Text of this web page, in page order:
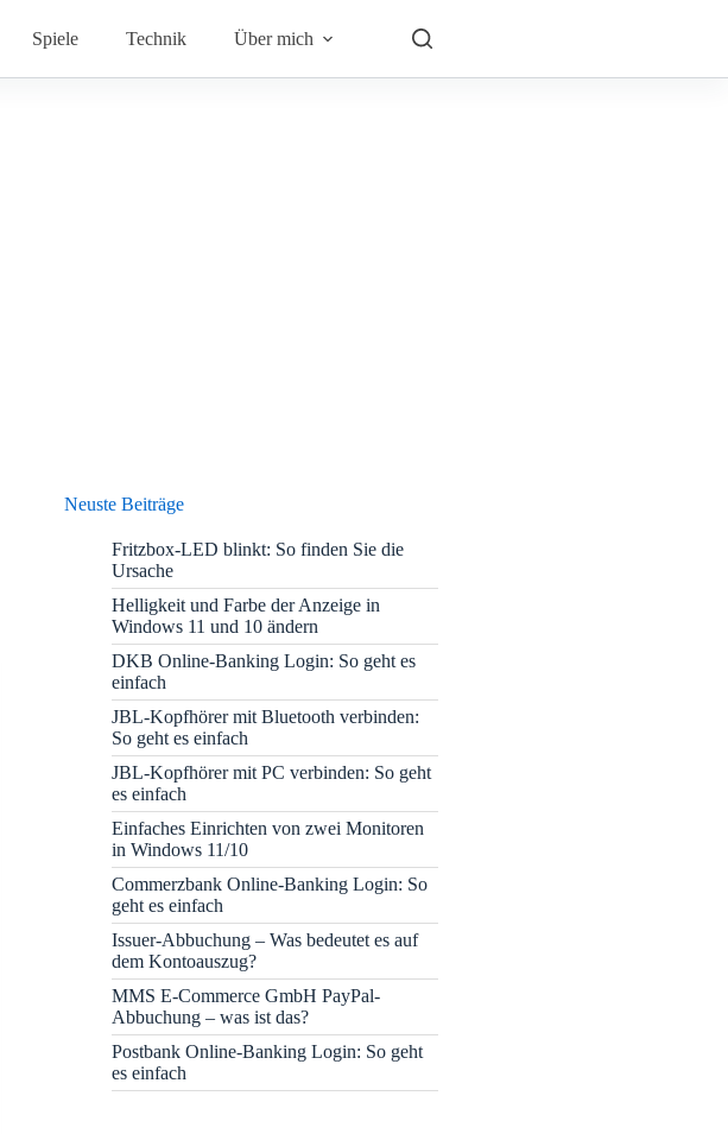
Spiele Technik Über mich
Neuste Beiträge
Fritzbox-LED blinkt: So finden Sie die
Ursache
Helligkeit und Farbe der Anzeige in
Windows 11 und 10 ändern
DKB Online-Banking Login: So geht es
einfach
JBL-Kopfhörer mit Bluetooth verbinden:
So geht es einfach
JBL-Kopfhörer mit PC verbinden: So geht
es einfach
Einfaches Einrichten von zwei Monitoren
in Windows 11/10
Commerzbank Online-Banking Login: So
geht es einfach
Issuer-Abbuchung – Was bedeutet es auf
dem Kontoauszug?
MMS E-Commerce GmbH PayPal-
Abbuchung – was ist das?
Postbank Online-Banking Login: So geht
es einfach